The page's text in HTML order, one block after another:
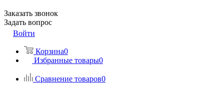
Заказать звонок
Задать вопрос
Войти
Корзина0
Избранные товары0
Сравнение товаров0